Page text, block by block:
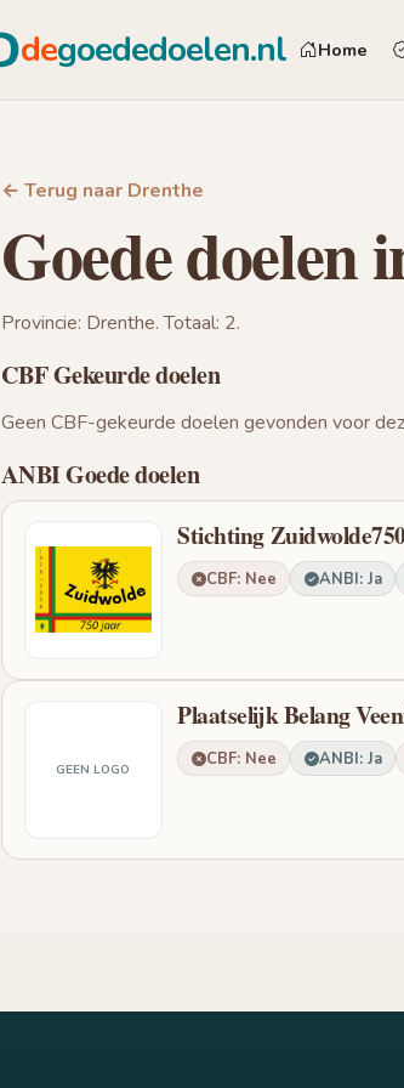
degoededoelen.nl Home
← Terug naar Drenthe
Goede doelen
Provincie: Drenthe. Totaal: 2.
CBF Gekeurde doelen
Geen CBF-gekeurde doelen gevonden voor
ANBI Goede doelen
Stichting
CBF: Nee ANBI: Ja
GEEN LOGO
Plaatselijk Belang
CBF: Nee ANBI: Ja